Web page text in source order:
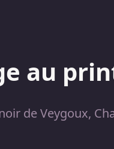
au
de Veygoux,